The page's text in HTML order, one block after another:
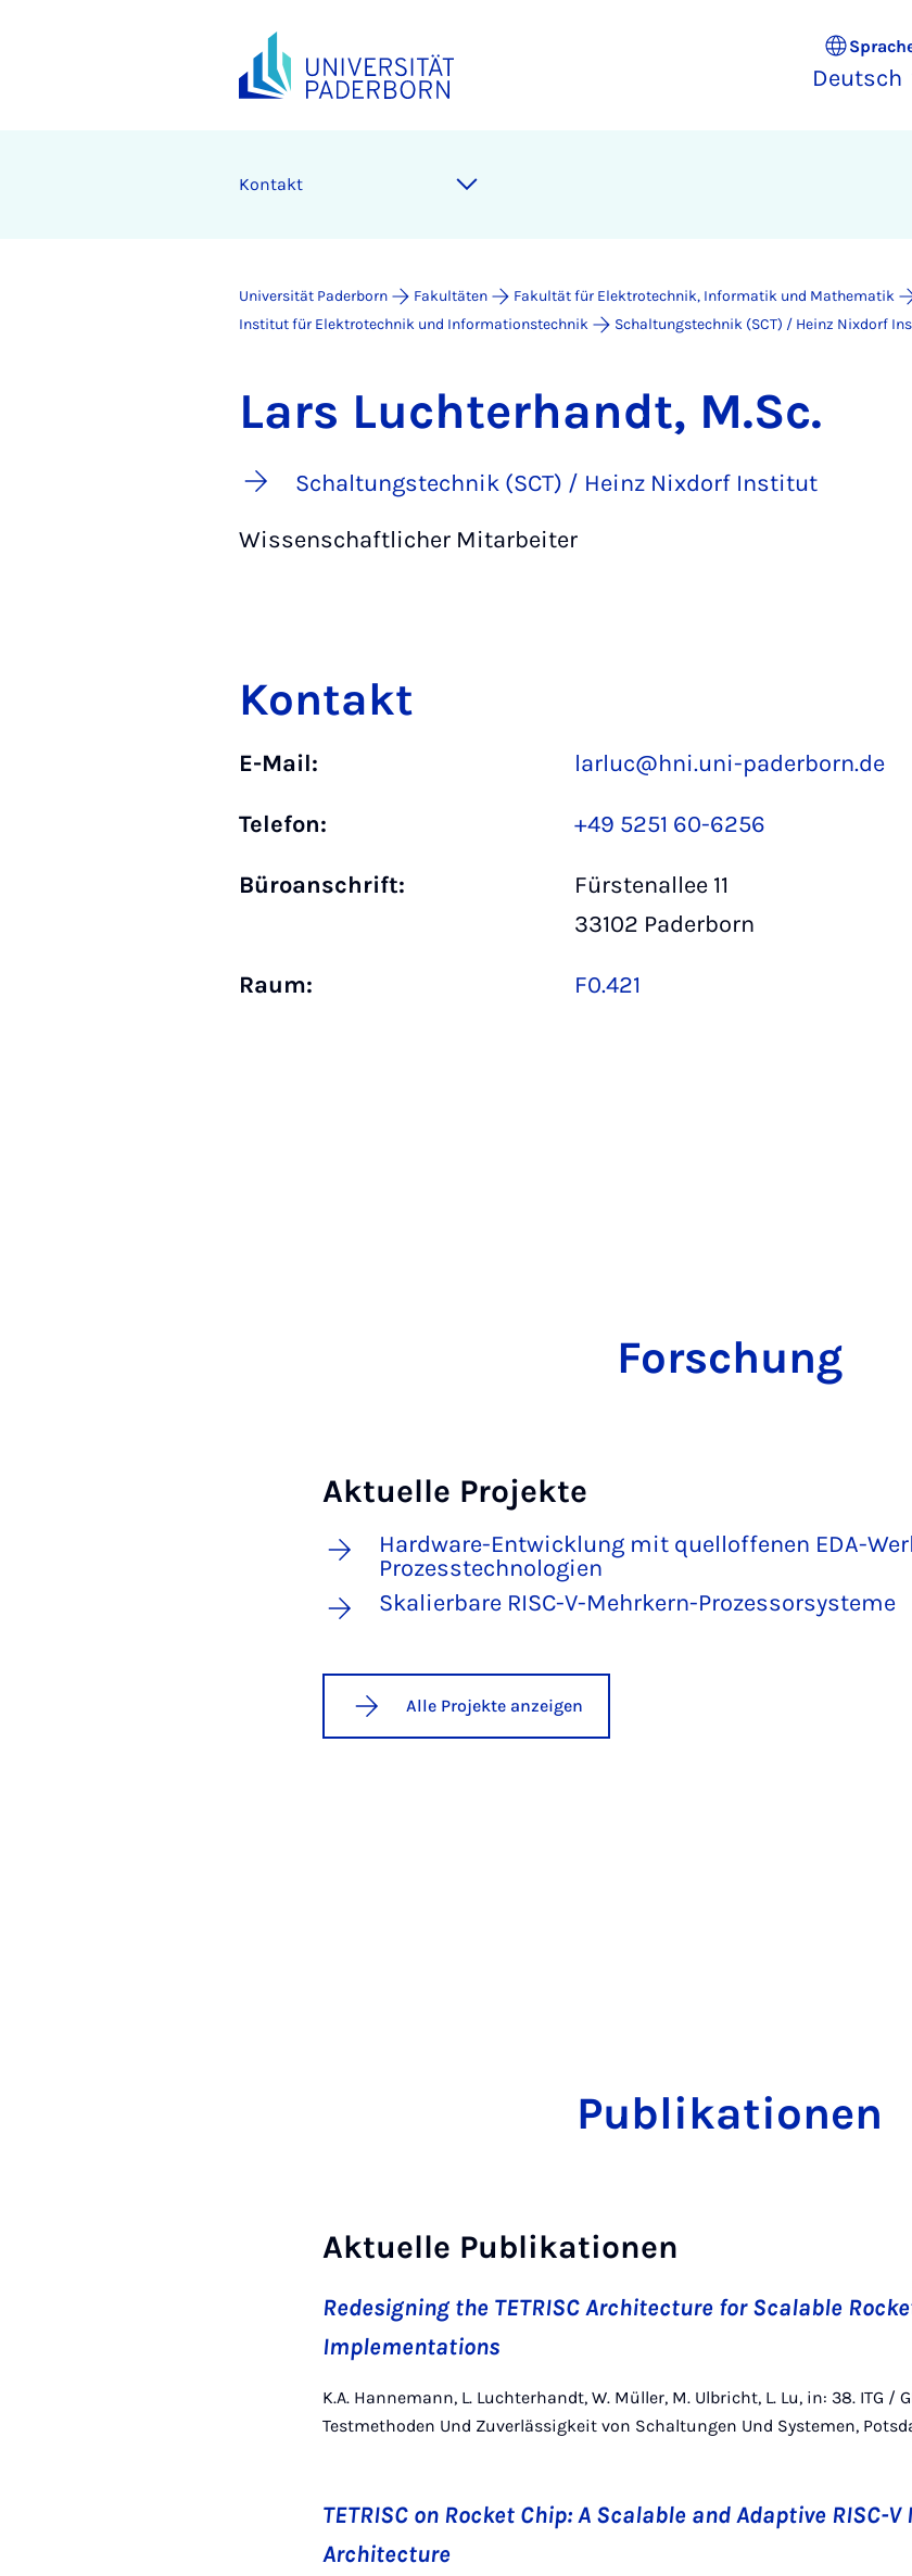
Deutsch
Kontakt
Universität Paderborn Fakultäten
Fakultät für Elektrotechnik, Informatik und Mathematik
Institut für Elektrotechnik und Informationstechnik
Schaltungstechnik (SCT) / Heinz Nixdorf
Lars Luchterhandt, M.Sc.
Schaltungstechnik (SCT) / Heinz Nixdorf Institut
Wissenschaftlicher Mitarbeiter
Kontakt
E-Mail: larluc@hni.uni-paderborn.de
Telefon: +49 5251 60-6256
Büro­anschrift:
Fürstenallee 11
33102 Paderborn
Raum: F0.421
Forschung
Aktuelle Projekte
Hardware-Entwicklung mit quelloffenen EDA-
Prozesstechnologien
Skalierbare RISC-V-Mehrkern-Prozessorsysteme
Alle Projekte anzeigen
Publikationen
Aktuelle Publikationen
Redesigning the TETRISC Architecture for Scalable
Implementations
K.A. Hannemann, L. Luchterhandt, W. Müller, M. Ulbricht, L. Lu, in: 38. ITG /
Testmethoden Und Zuverlässigkeit von Schaltungen Und Systemen,
TETRISC on Rocket Chip: A Scalable and Adaptive RISC-
Architecture